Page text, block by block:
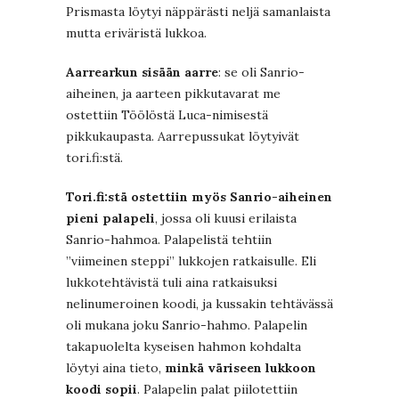
Prismasta löytyi näppärästi neljä samanlaista
mutta eriväristä lukkoa.
Aarrearkun sisään aarre: se oli Sanrio-
aiheinen, ja aarteen pikkutavarat me
ostettiin Töölöstä Luca-nimisestä
pikkukaupasta. Aarrepussukat löytyivät
tori.fi:stä.
Tori.fi:stä ostettiin myös Sanrio-aiheinen
pieni palapeli, jossa oli kuusi erilaista
Sanrio-hahmoa. Palapelistä tehtiin
”viimeinen steppi” lukkojen ratkaisulle. Eli
lukkotehtävistä tuli aina ratkaisuksi
nelinumeroinen koodi, ja kussakin tehtävässä
oli mukana joku Sanrio-hahmo. Palapelin
takapuolelta kyseisen hahmon kohdalta
löytyi aina tieto, minkä väriseen lukkoon
koodi sopii. Palapelin palat piilotettiin